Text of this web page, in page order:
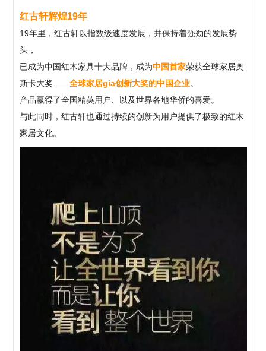
红古轩辉煌19年
19年里，红古轩以指数级速度发展，并保持着强劲的发展势
头，
已成为中国红木家具十大品牌，成为中国首家荣获全球家居奥
斯卡大奖——全球家居gia创新大奖的中国企业。
产品赢得了全国精英用户、以及世界各地华侨的喜爱。
与此同时，红古轩也通过持续的创新为用户提供了极致的红木
家居文化。